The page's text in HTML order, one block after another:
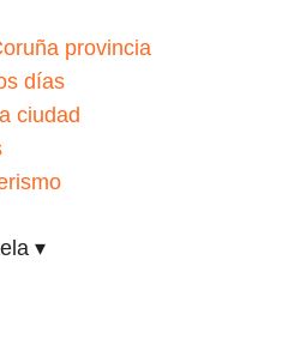
provincia
días
ciudad
▾